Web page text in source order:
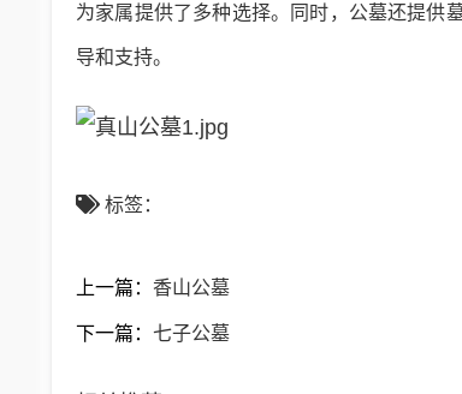
为家属提供了多种选择。同时，公墓还提供
导和支持。
标签：
上一篇： 香山公墓
下一篇： 七子公墓